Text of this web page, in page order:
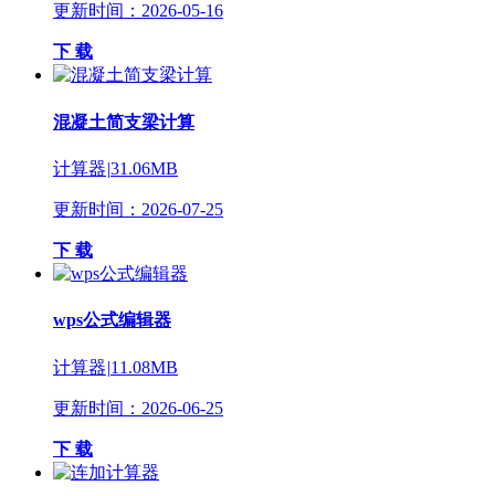
更新时间：2026-05-16
下 载
混凝土简支梁计算
计算器|31.06MB
更新时间：2026-07-25
下 载
wps公式编辑器
计算器|11.08MB
更新时间：2026-06-25
下 载